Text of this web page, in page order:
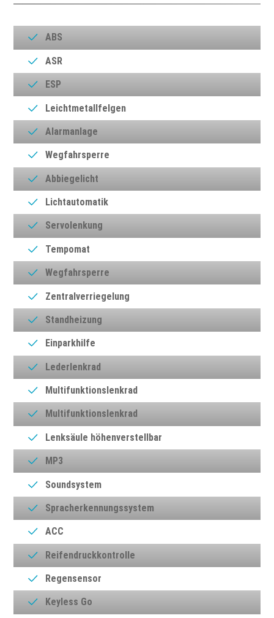
ABS
ASR
ESP
Leichtmetallfelgen
Alarmanlage
Wegfahrsperre
Abbiegelicht
Lichtautomatik
Servolenkung
Tempomat
Wegfahrsperre
Zentralverriegelung
Standheizung
Einparkhilfe
Lederlenkrad
Multifunktionslenkrad
Multifunktionslenkrad
Lenksäule höhenverstellbar
MP3
Soundsystem
Spracherkennungssystem
ACC
Reifendruckkontrolle
Regensensor
Keyless Go